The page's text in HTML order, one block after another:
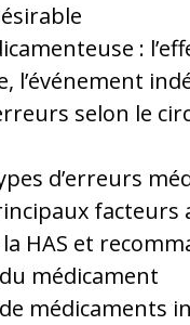
:
l’événement
selon le
d’erreurs
facteurs
HAS et
médicament
médicaments